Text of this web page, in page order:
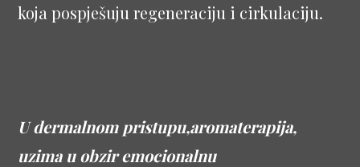
koja pospješuju regeneraciju i cirkulaciju.
U dermalnom pristupu,aromaterapija,
uzima u obzir emocionalnu